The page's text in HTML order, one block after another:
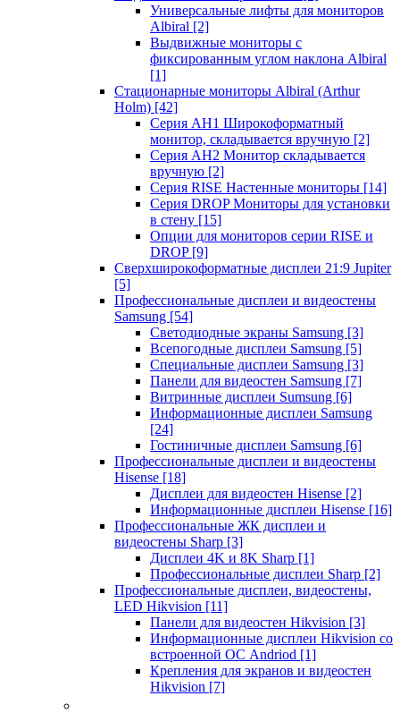
Универсальные лифты для мониторов
Albiral [2]
Выдвижные мониторы с
фиксированным углом наклона Albiral
[1]
Стационарные мониторы Albiral (Arthur
Holm) [42]
Серия AH1 Широкоформатный
монитор, складывается вручную [2]
Серия AH2 Монитор складывается
вручную [2]
Серия RISE Настенные мониторы [14]
Серия DROP Мониторы для установки
в стену [15]
Опции для мониторов серии RISE и
DROP [9]
Сверхширокоформатные дисплеи 21:9 Jupiter
[5]
Профессиональные дисплеи и видеостены
Samsung [54]
Светодиодные экраны Samsung [3]
Всепогодные дисплеи Samsung [5]
Специальные дисплеи Samsung [3]
Панели для видеостен Samsung [7]
Витринные дисплеи Sumsung [6]
Информационные дисплеи Samsung
[24]
Гостиничные дисплеи Samsung [6]
Профессиональные дисплеи и видеостены
Hisense [18]
Дисплеи для видеостен Hisense [2]
Информационные дисплеи Hisense [16]
Профессиональные ЖК дисплеи и
видеостены Sharp [3]
Дисплеи 4K и 8K Sharp [1]
Профессиональные дисплеи Sharp [2]
Профессиональные дисплеи, видеостены,
LED Hikvision [11]
Панели для видеостен Hikvision [3]
Информационные дисплеи Hikvision со
встроенной ОС Andriod [1]
Крепления для экранов и видеостен
Hikvision [7]